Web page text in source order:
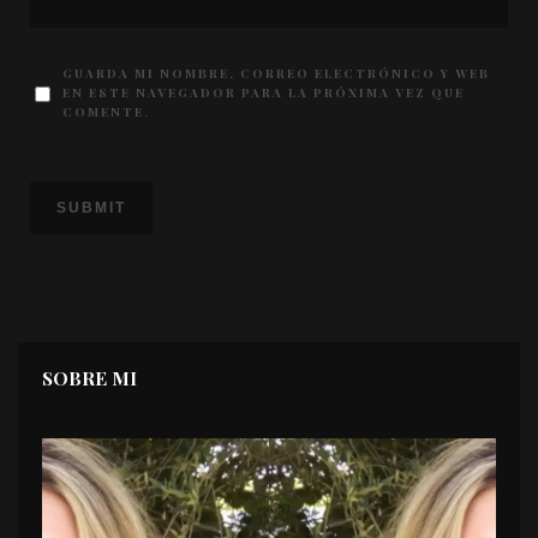
GUARDA MI NOMBRE, CORREO ELECTRÓNICO Y WEB
EN ESTE NAVEGADOR PARA LA PRÓXIMA VEZ QUE
COMENTE.
SOBRE MI